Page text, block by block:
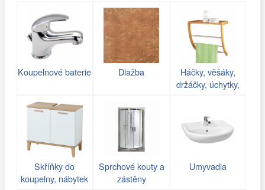
Koupelnové baterie Dlažba
Háčky, věšáky,
držáčky, úchytky,
Skříňky do
koupelny, nábytek
Sprchové kouty a
zástěny
Umyvadla